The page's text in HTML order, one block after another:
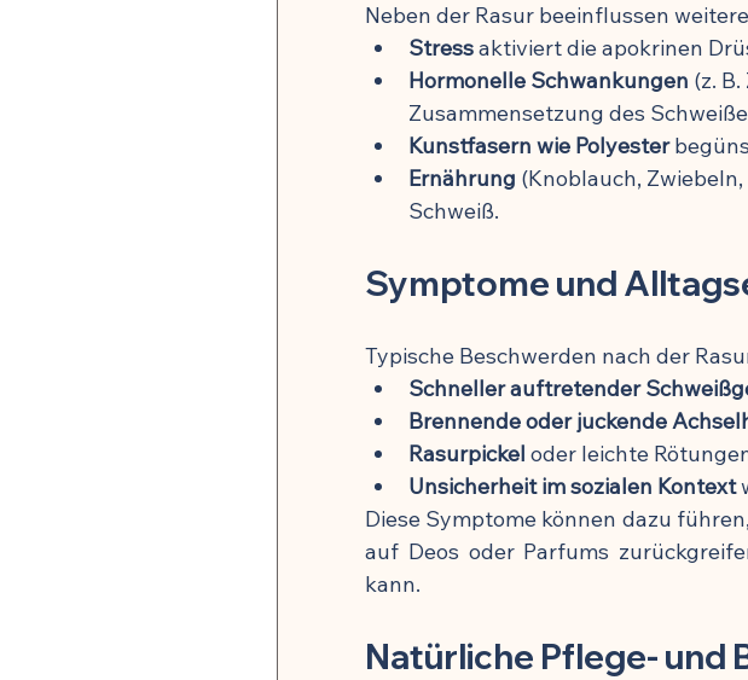
Neben der Rasur beeinflussen
Stress aktiviert die apokrinen
Hormonelle Schwankungen (z.
Zusammensetzung des
Kunstfasern wie Polyester
Ernährung (Knoblauch,
Schweiß.
Symptome und
Typische Beschwerden nach der
Schneller auftretender
Brennende oder juckende
Rasurpickel oder leichte
Unsicherheit im sozialen Kontext
Diese Symptome können dazu
auf Deos oder Parfums
kann.
Natürliche Pflege- und